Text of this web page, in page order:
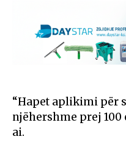
“Hapet aplikimi për
njëhershme prej 100
ai.